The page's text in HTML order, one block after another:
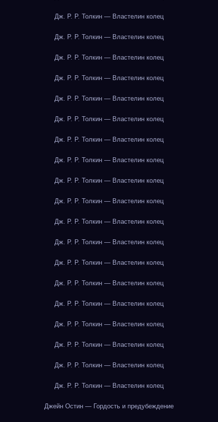
Дж. Р. Р. Толкин — Властелин колец
Дж. Р. Р. Толкин — Властелин колец
Дж. Р. Р. Толкин — Властелин колец
Дж. Р. Р. Толкин — Властелин колец
Дж. Р. Р. Толкин — Властелин колец
Дж. Р. Р. Толкин — Властелин колец
Дж. Р. Р. Толкин — Властелин колец
Дж. Р. Р. Толкин — Властелин колец
Дж. Р. Р. Толкин — Властелин колец
Дж. Р. Р. Толкин — Властелин колец
Дж. Р. Р. Толкин — Властелин колец
Дж. Р. Р. Толкин — Властелин колец
Дж. Р. Р. Толкин — Властелин колец
Дж. Р. Р. Толкин — Властелин колец
Дж. Р. Р. Толкин — Властелин колец
Дж. Р. Р. Толкин — Властелин колец
Дж. Р. Р. Толкин — Властелин колец
Дж. Р. Р. Толкин — Властелин колец
Дж. Р. Р. Толкин — Властелин колец
Джейн Остин — Гордость и предубеждение